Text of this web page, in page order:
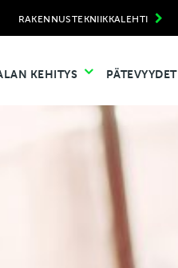
RAKENNUSTEKNIIKKALEHTI
KEHITYS PÄTEVYYDET